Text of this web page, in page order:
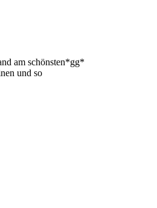
am schönsten*gg*
und so